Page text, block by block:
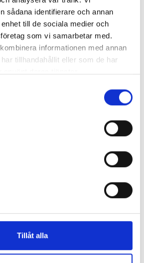
sådana identifierare och annan
till de sociala medier och
som vi samarbetar med.
informationen med annan
tillhandahållit eller som de har
Tillåt alla
mellan
dagspresscheferna
som att sprinta ett